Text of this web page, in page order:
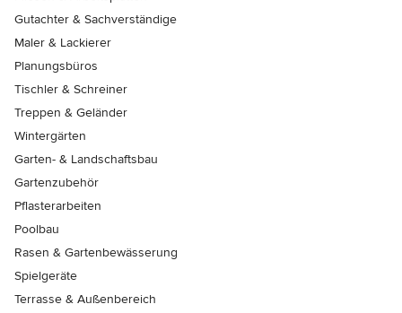
Gutachter & Sachverständige
Maler & Lackierer
Planungsbüros
Tischler & Schreiner
Treppen & Geländer
Wintergärten
Garten- & Landschaftsbau
Gartenzubehör
Pflasterarbeiten
Poolbau
Rasen & Gartenbewässerung
Spielgeräte
Terrasse & Außenbereich